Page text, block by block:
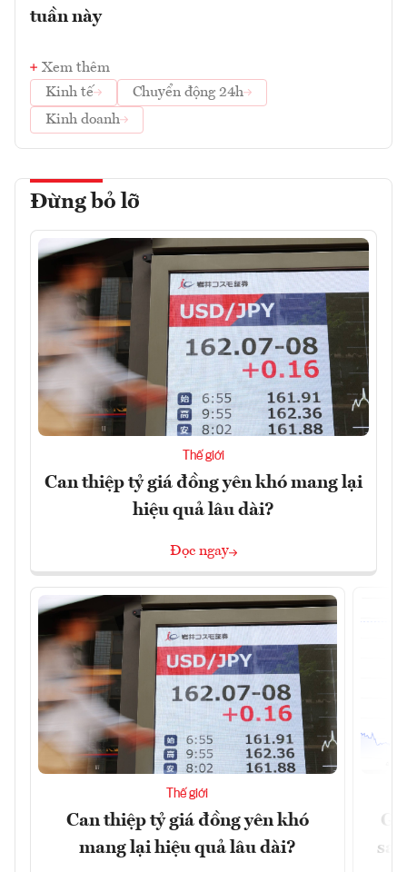
tuần này
Xem thêm
Kinh tế
Chuyển động 24h
Kinh doanh
Đừng bỏ lỡ
Thế giới
Can thiệp tỷ giá đồng yên khó mang lại
hiệu quả lâu dài?
Đọc ngay
Thế giới
Can thiệp tỷ giá đồng yên khó
mang lại hiệu quả lâu dài?